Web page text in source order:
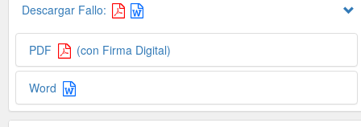
Descargar Fallo:
PDF (con Firma Digital)
Word